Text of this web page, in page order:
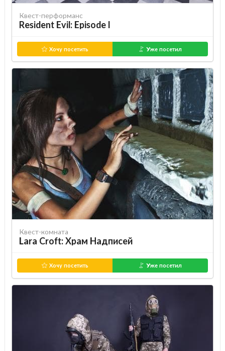
Квест-перформанс
Resident Evil: Episode I
Хочу посетить Уже посетил
Квест-комната
Lara Croft: Храм Надписей
Хочу посетить Уже посетил